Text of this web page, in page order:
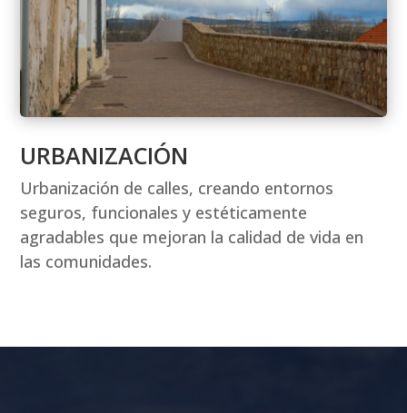
URBANIZACIÓN
Urbanización de calles, creando entornos
seguros, funcionales y estéticamente
agradables que mejoran la calidad de vida en
las comunidades.